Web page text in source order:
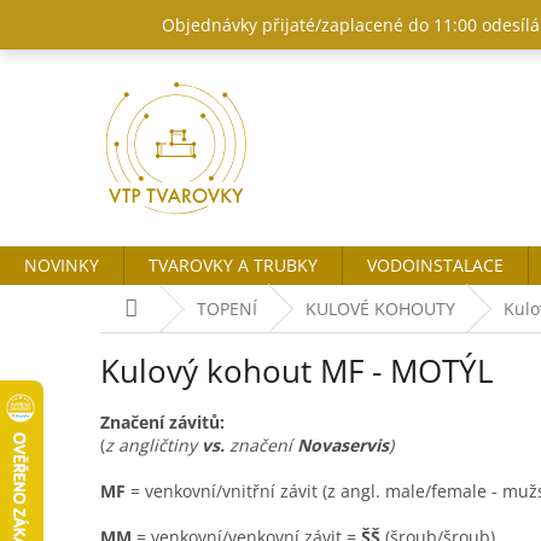
obsah
Objednávky přijaté/zaplacené do 11:00
NOVINKY TVAROVKY A TRUBKY
VODOINSTALACE
Domů TOPENÍ KULOVÉ KOHOUTY
Kulový kohout MF - MOTÝL
Značení závitů:
(z angličtiny vs. značeníNovaservis)
MF = venkovní/vnitřní závit (z angl. male/female -